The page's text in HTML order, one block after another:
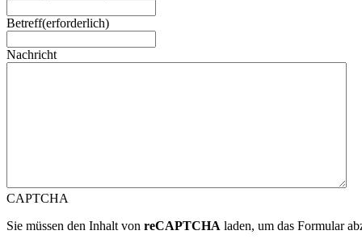
Betreff(erforderlich)
Nachricht
CAPTCHA
Sie müssen den Inhalt von reCAPTCHA laden, um das Formular